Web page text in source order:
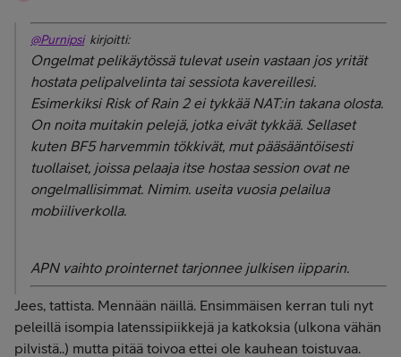
@Purnipsikirjoitti:
Ongelmat pelikäytössä tulevat usein vastaan jos yrität
hostata pelipalvelinta tai sessiota kavereillesi.
Esimerkiksi Risk of Rain 2 ei tykkää NAT:in takana olosta.
On noita muitakin pelejä, jotka eivät tykkää. Sellaset
kuten BF5 harvemmin tökkivät, mut pääsääntöisesti
tuollaiset, joissa pelaaja itse hostaa session ovat ne
ongelmallisimmat. Nimim. useita vuosia pelailua
mobiiliverkolla.
APN vaihto prointernet tarjonnee julkisen iipparin.
Jees, tattista. Mennään näillä. Ensimmäisen kerran tuli nyt
peleillä isompia latenssipiikkejä ja katkoksia (ulkona vähän
pilvistä..) mutta pitää toivoa ettei ole kauhean toistuvaa.